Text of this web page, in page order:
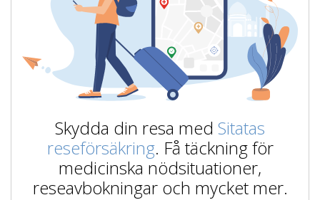
Skydda din resa med Sitatas
reseförsäkring. Få täckning för
medicinska nödsituationer,
reseavbokningar och mycket mer.